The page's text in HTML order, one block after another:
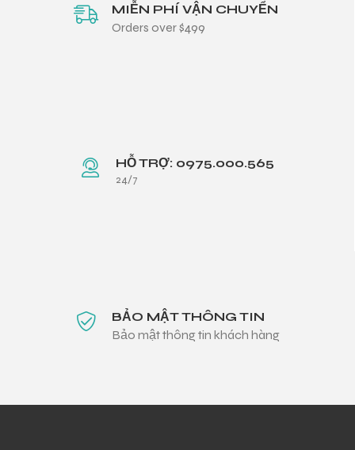
MIỄN PHÍ VẬN CHUYỂN
Orders over $499
HỖ TRỢ: 0975.000.565
24/7
BẢO MẬT THÔNG TIN
Bảo mật thông tin khách hàng